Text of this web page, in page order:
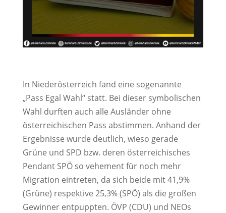
In Niederösterreich fand eine sogenannte
„Pass Egal Wahl“ statt. Bei dieser symbolischen
Wahl durften auch alle Ausländer ohne
österreichischen Pass abstimmen. Anhand der
Ergebnisse wurde deutlich, wieso gerade
Grüne und SPD bzw. deren österreichisches
Pendant SPÖ so vehement für noch mehr
Migration eintreten, da sich beide mit 41,9%
(Grüne) respektive 25,3% (SPÖ) als die großen
Gewinner entpuppten. ÖVP (CDU) und NEOs